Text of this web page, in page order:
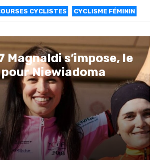
CYCLISTES CYCLISME FÉMININ
Magnaldi s’impose, le
Niewiadoma